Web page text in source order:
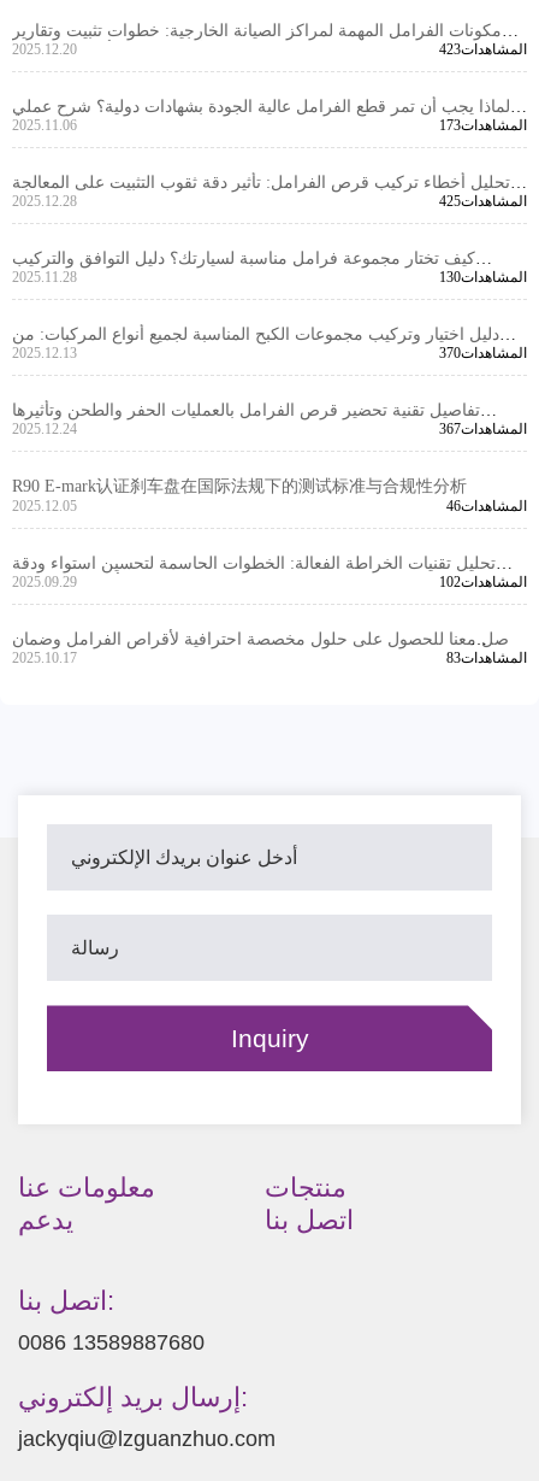
مكونات الفرامل المهمة لمراكز الصيانة الخارجية: خطوات تثبيت وتقارير
الفحص الأساسية لعدة أنواع السيارات
2025.12.20 423المشاهدات
لماذا يجب أن تمر قطع الفرامل عالية الجودة بشهادات دولية؟ شرح عملي
لضمان الجودة من التصميم إلى الإنتاج
2025.11.06 173المشاهدات
تحليل أخطاء تركيب قرص الفرامل: تأثير دقة ثقوب التثبيت على المعالجة
الميكانيكية وسلامة الكبح
2025.12.28 425المشاهدات
كيف تختار مجموعة فرامل مناسبة لسيارتك؟ دليل التوافق والتركيب
العملي بالتفصيل
2025.11.28 130المشاهدات
دليل اختيار وتركيب مجموعات الكبح المناسبة لجميع أنواع المركبات: من
المعايير الفنية إلى التفاصيل العملية
2025.12.13 370المشاهدات
تفاصيل تقنية تحضير قرص الفرامل بالعمليات الحفر والطحن وتأثيرها
الحاسم على جودة التركيب
2025.12.24 367المشاهدات
R90 E-mark认证刹车盘在国际法规下的测试标准与合规性分析
2025.12.05 46المشاهدات
تحليل تقنيات الخراطة الفعالة: الخطوات الحاسمة لتحسين استواء ودقة
سماكة أقراص الفرامل
2025.09.29 102المشاهدات
تواصل معنا للحصول على حلول مخصصة احترافية لأقراص الفرامل وضمان
تجربة شراء خالية من القلق
2025.10.17 83المشاهدات
معلومات عنا
منتجات
يدعم
اتصل بنا
اتصل بنا:
0086 13589887680
إرسال بريد إلكتروني:
jackyqiu@lzguanzhuo.com